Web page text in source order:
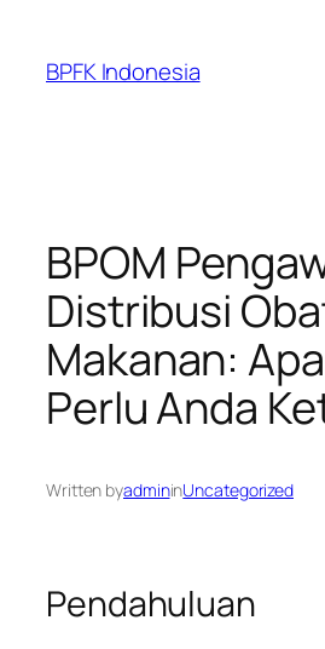
content
BPFK Indonesia
BPOM
Distribusi
Makanan:
Perlu Anda
Written byadmininUncategorized
Pendahuluan